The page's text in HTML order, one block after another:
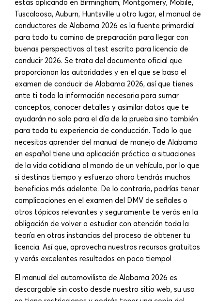
estás aplicando en Birmingham, Montgomery, Mobile,
Tuscaloosa, Auburn, Huntsville u otro lugar, el manual de
conductores de Alabama 2026 es la fuente primordial
para todo tu camino de preparación para llegar con
buenas perspectivas al test escrito para licencia de
conducir 2026. Se trata del documento oficial que
proporcionan las autoridades y en el que se basa el
examen de conducir de Alabama 2026, así que tienes
ante ti toda la información necesaria para sumar
conceptos, conocer detalles y asimilar datos que te
ayudarán no solo para el día de la prueba sino también
para toda tu experiencia de conducción. Todo lo que
necesitas aprender del manual de manejo de Alabama
en español tiene una aplicación práctica a situaciones
de la vida cotidiana al mando de un vehículo, por lo que
si destinas tiempo y esfuerzo ahora tendrás muchos
beneficios más adelante. De lo contrario, podrías tener
complicaciones en el examen del DMV de señales o
otros tópicos relevantes y seguramente te verás en la
obligación de volver a estudiar con atención toda la
teoría en otras instancias del proceso de obtener tu
licencia. Así que, aprovecha nuestros recursos gratuitos
y verás excelentes resultados en poco tiempo!
El manual del automovilista de Alabama 2026 es
descargable sin costo desde nuestro sitio web, su uso